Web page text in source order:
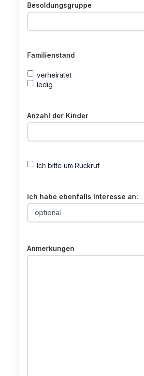
Besoldungsgruppe
Familienstand
verheiratet
ledig
Anzahl der Kinder
Ich bitte um Rückruf
Ich habe ebenfalls Interesse an:
Anmerkungen